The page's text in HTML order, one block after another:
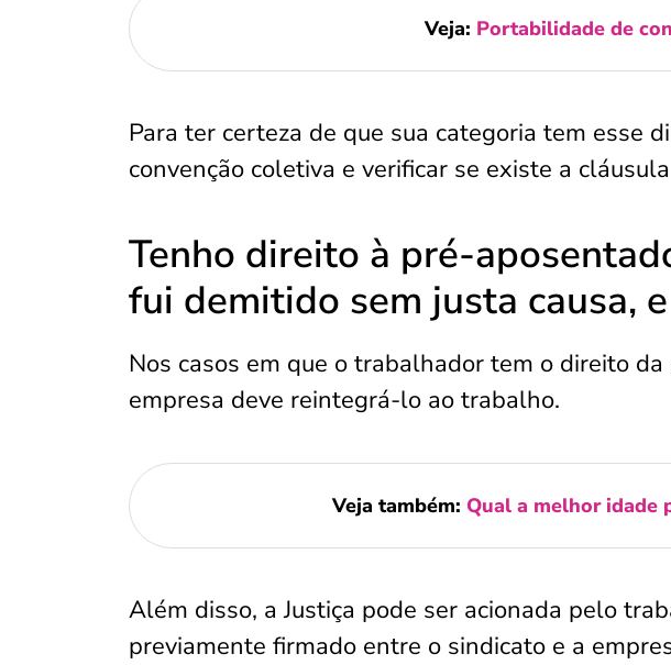
Veja: Portabilidade de
Para ter certeza de que sua categoria tem esse
convenção coletiva e verificar se existe a
Tenho direito à pré-
fui demitido sem justa causa,
Nos casos em que o trabalhador tem o direito
empresa deve reintegrá-lo ao trabalho.
Veja também: Qual a melhor idade
Além disso, a Justiça pode ser acionada pelo
previamente firmado entre o sindicato e a